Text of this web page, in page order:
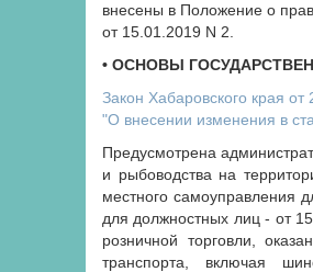
внесены в Положение о
от 15.01.2019 N 2.
• ОСНОВЫ
Закон Хабаровского края
"О внесении изменения в
Предусмотрена
и рыбоводства на
местного самоуправления
для должностных лиц - от
розничной торговли,
транспорта, включая